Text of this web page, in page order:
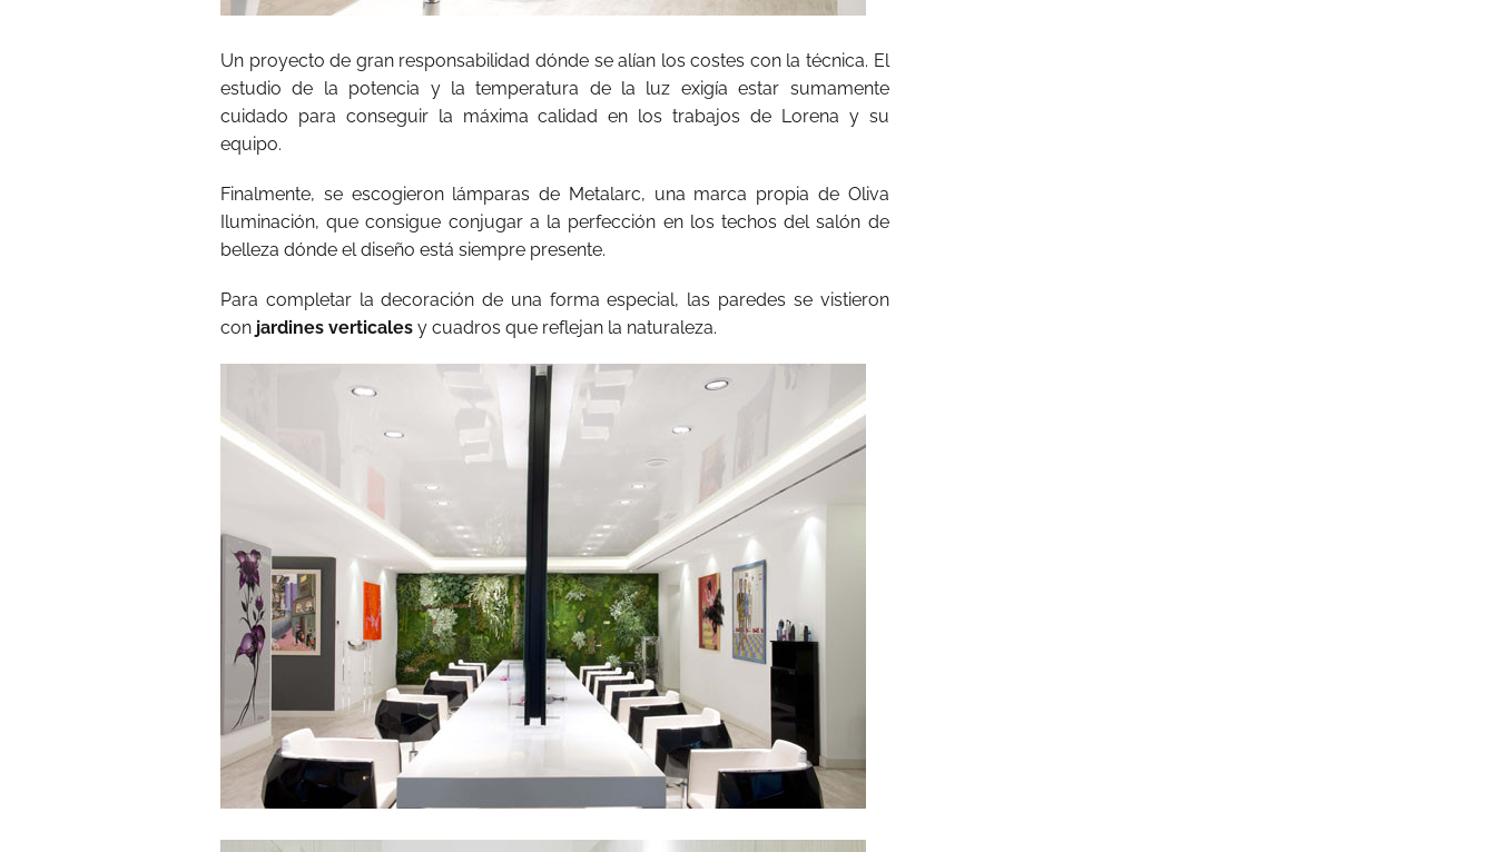
Un proyecto de gran responsabilidad dónde se alían los costes con la técnica. El
estudio de la potencia y la temperatura de la luz exigía estar sumamente
cuidado para conseguir la máxima calidad en los trabajos de Lorena y su
equipo.
Finalmente, se escogieron lámparas de Metalarc, una marca propia de Oliva
Iluminación, que consigue conjugar a la perfección en los techos del salón de
belleza dónde el diseño está siempre presente.
Para completar la decoración de una forma especial, las paredes se vistieron
con jardines verticales y cuadros que reflejan la naturaleza.